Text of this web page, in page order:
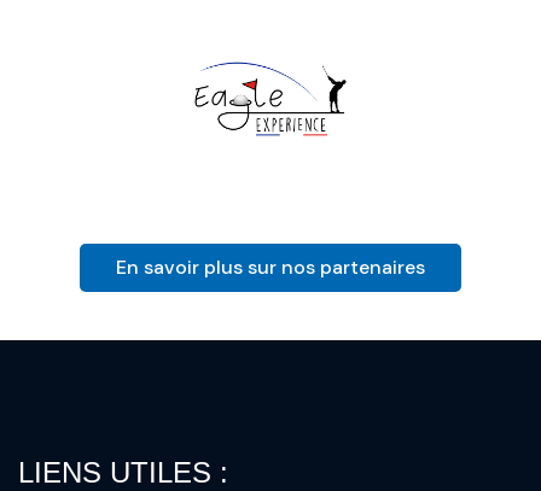
En savoir plus sur nos partenaires
LIENS UTILES :